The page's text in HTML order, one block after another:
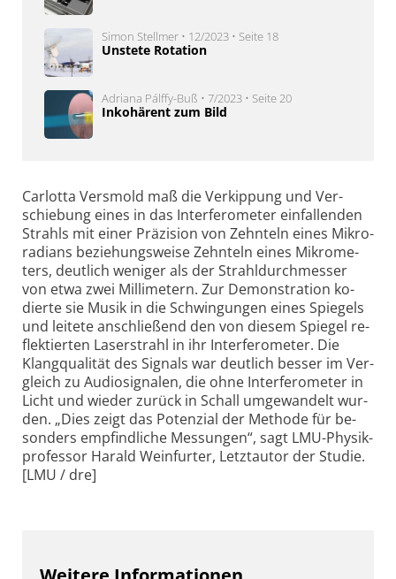
Simon Stellmer • 12/2023 • Seite 18
Unstete Rotation
Adriana Pálffy-Buß • 7/2023 • Seite 20
Inkohärent zum Bild
Carlotta Versmold maß die Ver­kip­pung und Ver­
schie­bung eines in das In­ter­fe­ro­me­ter ein­fal­len­den
Strahls mit ei­ner Prä­zi­sion von Zehn­teln ei­nes Mi­kro­
ra­dians be­zie­hungs­wei­se Zehn­teln ei­nes Mi­kro­me­
ters, deut­lich weni­ger als der Strahl­durch­mes­ser
von etwa zwei Mil­li­me­tern. Zur De­mon­stra­tion ko­
dier­te sie Musik in die Schwing­ungen ei­nes Spie­gels
und lei­te­te an­schließend den von die­sem Spie­gel re­
flek­tier­ten Laser­strahl in ihr In­ter­fe­ro­me­ter. Die
Klang­quali­tät des Sig­nals war deut­lich bes­ser im Ver­
gleich zu Audio­sig­nalen, die ohne In­ter­fe­ro­meter in
Licht und wie­der zurück in Schall um­ge­wan­delt wur­
den. „Dies zeigt das Po­ten­zial der Me­tho­de für be­
son­ders em­pfind­li­che Mes­sung­en“, sagt LMU-Physik­
pro­fes­sor Harald Wein­fur­ter, Letzt­autor der Studie.
[LMU / dre]